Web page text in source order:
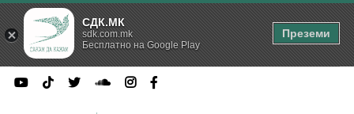
СДК.МК
sdk.com.mk
Бесплатно на Google Play
Преземи